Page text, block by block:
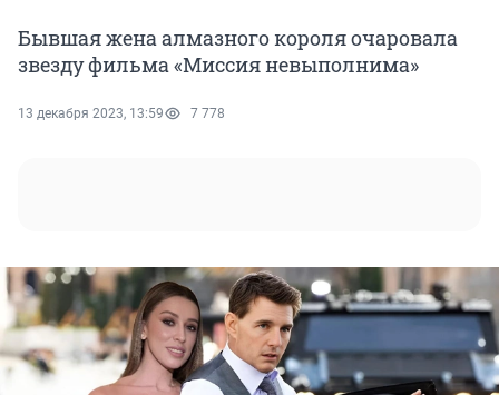
Бывшая жена алмазного короля очаровала
звезду фильма «Миссия невыполнима»
13 декабря 2023, 13:59 7 778